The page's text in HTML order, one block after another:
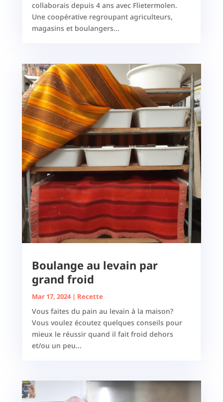
collaborais depuis 4 ans avec Flietermolen.
Une coopérative regroupant agriculteurs,
magasins et boulangers...
Boulange au levain par
grand froid
Mar 17, 2024| Recette
Vous faites du pain au levain à la maison?
Vous voulez écoutez quelques conseils pour
mieux le réussir quand il fait froid dehors
et/ou un peu...